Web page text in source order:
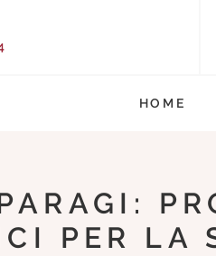
HOME
PER LA